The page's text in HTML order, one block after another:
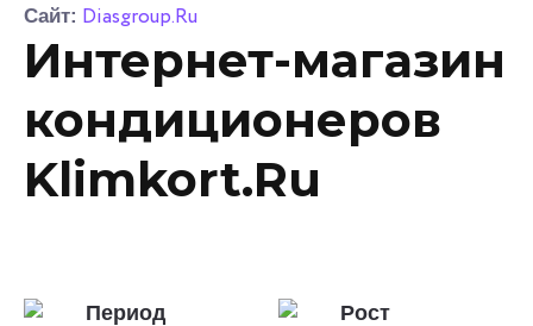
Сайт: Diasgroup.Ru
Интернет-магазин
кондиционеров
Klimkort.Ru
Период
Рост